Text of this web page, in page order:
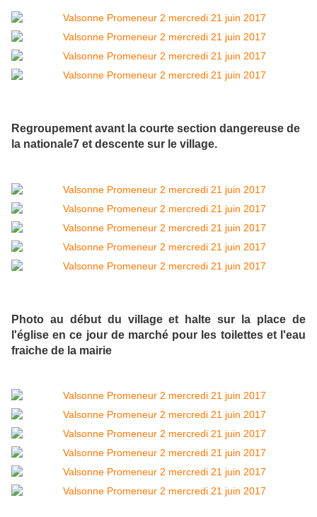
Regroupement avant la courte section dangereuse de
la nationale7 et descente sur le village.
Photo au début du village et halte sur la place de
l'église en ce jour de marché pour les toilettes et l'eau
fraiche de la mairie